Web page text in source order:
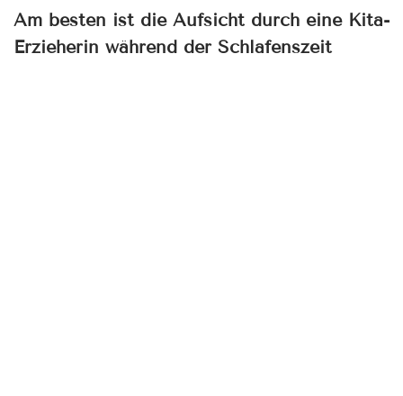
Am besten ist die Aufsicht durch eine Kita-
Erzieherin während der Schlafenszeit